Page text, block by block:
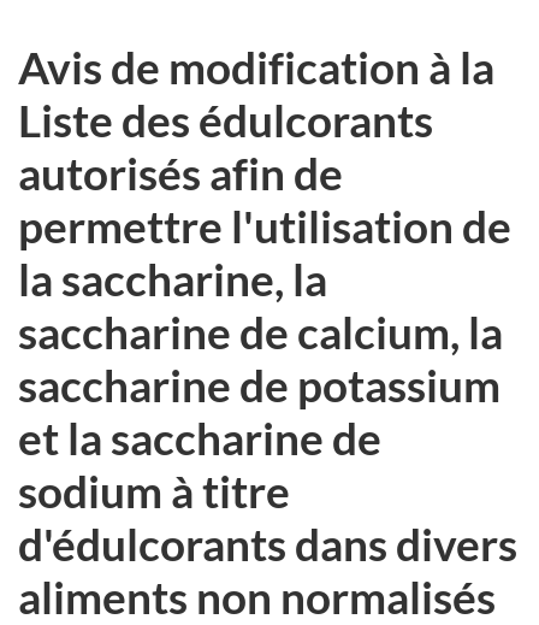
Avis de modification à la
Liste des édulcorants
autorisés afin de
permettre l'utilisation de
la saccharine, la
saccharine de calcium, la
saccharine de potassium
et la saccharine de
sodium à titre
d'édulcorants dans divers
aliments non normalisés